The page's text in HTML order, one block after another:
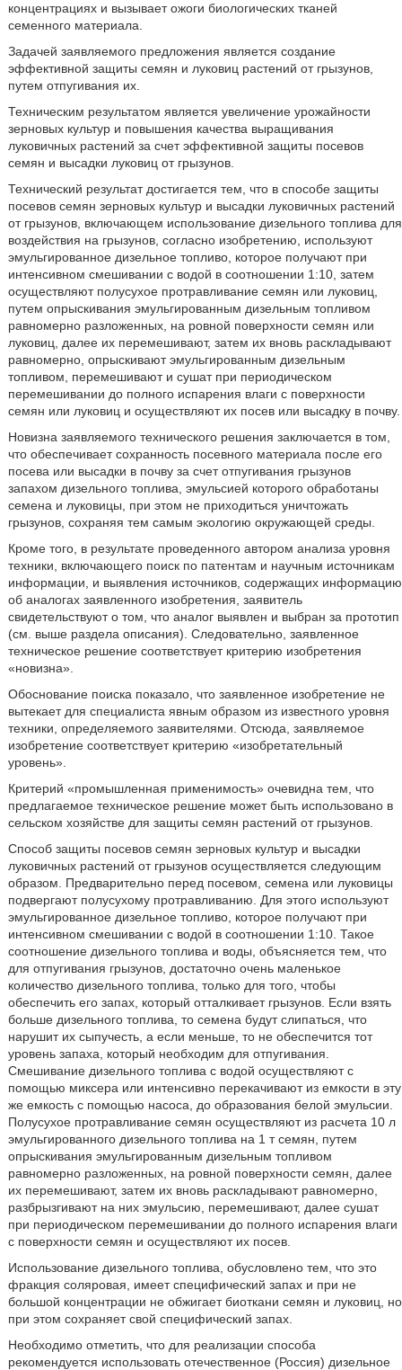
концентрациях и вызывает ожоги биологических тканей
семенного материала.
Задачей заявляемого предложения является создание
эффективной защиты семян и луковиц растений от грызунов,
путем отпугивания их.
Техническим результатом является увеличение урожайности
зерновых культур и повышения качества выращивания
луковичных растений за счет эффективной защиты посевов
семян и высадки луковиц от грызунов.
Технический результат достигается тем, что в способе защиты
посевов семян зерновых культур и высадки луковичных растений
от грызунов, включающем использование дизельного топлива для
воздействия на грызунов, согласно изобретению, используют
эмульгированное дизельное топливо, которое получают при
интенсивном смешивании с водой в соотношении 1:10, затем
осуществляют полусухое протравливание семян или луковиц,
путем опрыскивания эмульгированным дизельным топливом
равномерно разложенных, на ровной поверхности семян или
луковиц, далее их перемешивают, затем их вновь раскладывают
равномерно, опрыскивают эмульгированным дизельным
топливом, перемешивают и сушат при периодическом
перемешивании до полного испарения влаги с поверхности
семян или луковиц и осуществляют их посев или высадку в почву.
Новизна заявляемого технического решения заключается в том,
что обеспечивает сохранность посевного материала после его
посева или высадки в почву за счет отпугивания грызунов
запахом дизельного топлива, эмульсией которого обработаны
семена и луковицы, при этом не приходиться уничтожать
грызунов, сохраняя тем самым экологию окружающей среды.
Кроме того, в результате проведенного автором анализа уровня
техники, включающего поиск по патентам и научным источникам
информации, и выявления источников, содержащих информацию
об аналогах заявленного изобретения, заявитель
свидетельствуют о том, что аналог выявлен и выбран за прототип
(см. выше раздела описания). Следовательно, заявленное
техническое решение соответствует критерию изобретения
«новизна».
Обоснование поиска показало, что заявленное изобретение не
вытекает для специалиста явным образом из известного уровня
техники, определяемого заявителями. Отсюда, заявляемое
изобретение соответствует критерию «изобретательный
уровень».
Критерий «промышленная применимость» очевидна тем, что
предлагаемое техническое решение может быть использовано в
сельском хозяйстве для защиты семян растений от грызунов.
Способ защиты посевов семян зерновых культур и высадки
луковичных растений от грызунов осуществляется следующим
образом. Предварительно перед посевом, семена или луковицы
подвергают полусухому протравливанию. Для этого используют
эмульгированное дизельное топливо, которое получают при
интенсивном смешивании с водой в соотношении 1:10. Такое
соотношение дизельного топлива и воды, объясняется тем, что
для отпугивания грызунов, достаточно очень маленькое
количество дизельного топлива, только для того, чтобы
обеспечить его запах, который отталкивает грызунов. Если взять
больше дизельного топлива, то семена будут слипаться, что
нарушит их сыпучесть, а если меньше, то не обеспечится тот
уровень запаха, который необходим для отпугивания.
Смешивание дизельного топлива с водой осуществляют с
помощью миксера или интенсивно перекачивают из емкости в эту
же емкость с помощью насоса, до образования белой эмульсии.
Полусухое протравливание семян осуществляют из расчета 10 л
эмульгированного дизельного топлива на 1 т семян, путем
опрыскивания эмульгированным дизельным топливом
равномерно разложенных, на ровной поверхности семян, далее
их перемешивают, затем их вновь раскладывают равномерно,
разбрызгивают на них эмульсию, перемешивают, далее сушат
при периодическом перемешивании до полного испарения влаги
с поверхности семян и осуществляют их посев.
Использование дизельного топлива, обусловлено тем, что это
фракция соляровая, имеет специфический запах и при не
большой концентрации не обжигает биоткани семян и луковиц, но
при этом сохраняет свой специфический запах.
Необходимо отметить, что для реализации способа
рекомендуется использовать отечественное (Россия) дизельное